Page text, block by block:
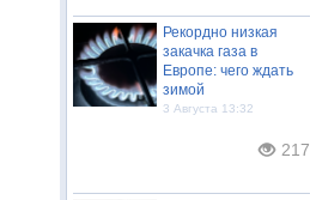
Рекордно низкая
закачка газа в
Европе: чего ждать
зимой
3 Августа 13:32
217